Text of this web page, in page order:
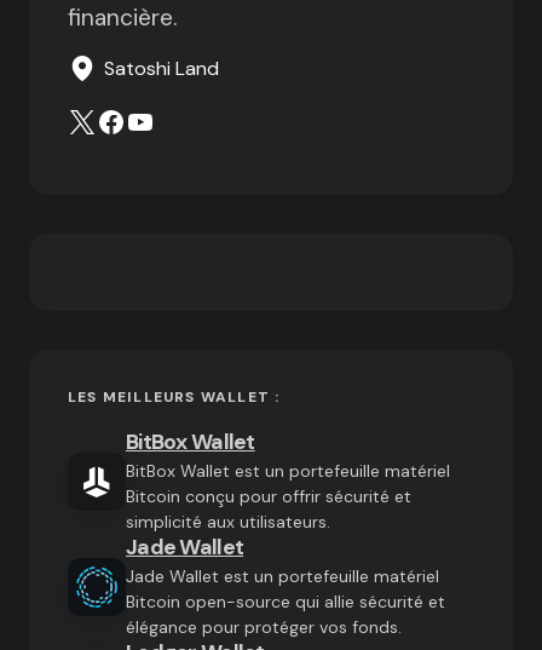
financière.
Satoshi Land
LES MEILLEURS WALLET :
BitBox Wallet
BitBox Wallet est un portefeuille matériel
Bitcoin conçu pour offrir sécurité et
simplicité aux utilisateurs.
Jade Wallet
Jade Wallet est un portefeuille matériel
Bitcoin open-source qui allie sécurité et
élégance pour protéger vos fonds.